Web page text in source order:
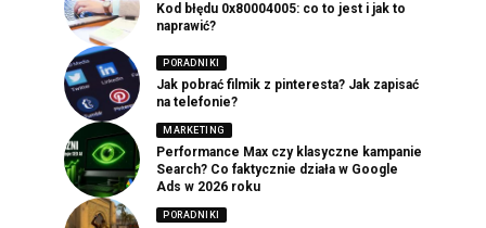
Kod błędu 0x80004005: co to jest i jak to
naprawić?
PORADNIKI
Jak pobrać filmik z pinteresta? Jak zapisać
na telefonie?
MARKETING
Performance Max czy klasyczne kampanie
Search? Co faktycznie działa w Google
Ads w 2026 roku
PORADNIKI